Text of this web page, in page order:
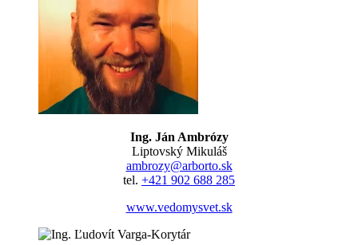
Ing. Ján Ambrózy
Liptovský Mikuláš
ambrozy@arborto.sk
tel. +421 902 688 285
www.vedomysvet.sk